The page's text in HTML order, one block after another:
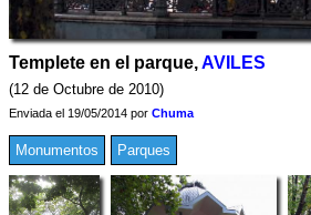
Templete en el parque,AVILES
(12 de Octubre de 2010)
Enviada el 19/05/2014 por Chuma
Monumentos Parques